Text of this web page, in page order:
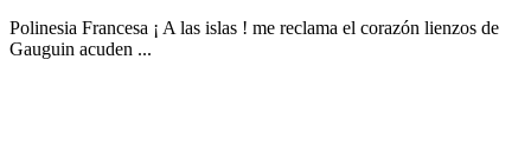
Polinesia Francesa ¡ A las islas ! me reclama el corazón lienzos de
Gauguin acuden ...